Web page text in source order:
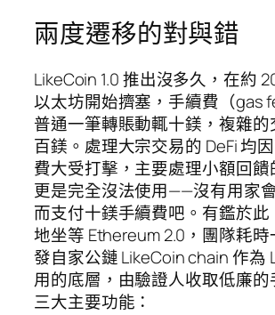
兩度遷移的對與錯
LikeCoin 1.0 推出沒多久，在約
以太坊開始擠塞，手續費（gas
普通一筆轉賬動輒十鎂，複雜的
百鎂。處理大宗交易的 DeFi 均
費大受打擊，主要處理小額回饋
更是完全沒法使用——沒有用家
而支付十鎂手續費吧。有鑑於此
地坐等 Ethereum 2.0，團隊耗時
發自家公鏈 LikeCoin chain 作為
用的底層，由驗證人收取低廉的
三大主要功能：